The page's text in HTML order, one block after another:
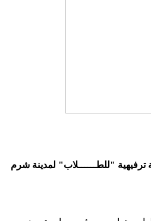
"للطــــــلاب" لمدينة شرم